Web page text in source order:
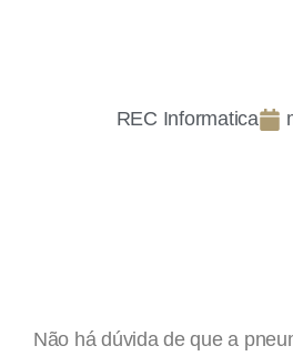
REC Informatica
Não há dúvida de que a